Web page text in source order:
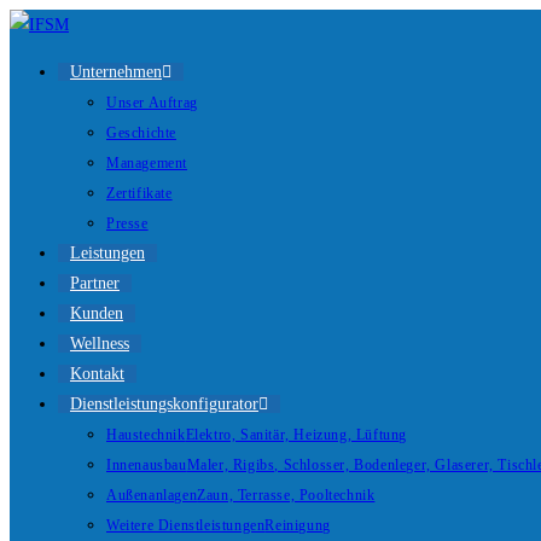
Unternehmen
Unser Auftrag
Geschichte
Management
Zertifikate
Presse
Leistungen
Partner
Kunden
Wellness
Kontakt
Dienstleistungskonfigurator
HaustechnikElektro, Sanitär, Heizung, Lüftung
InnenausbauMaler, Rigibs, Schlosser, Bodenleger, Glaserer,
AußenanlagenZaun, Terrasse, Pooltechnik
Weitere DienstleistungenReinigung